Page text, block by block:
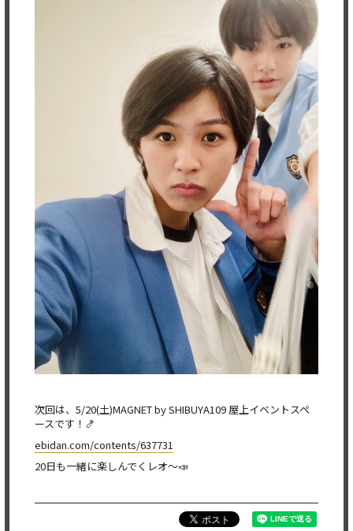
次回は、5/20(土)MAGNET by SHIBUYA109 屋上イベントスペ
ースです！🍤
ebidan.com/contents/637731
20日も一緒に楽しんでくレオ〜📣